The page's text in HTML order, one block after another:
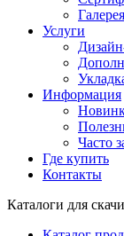
Галерея
Услуги
Информация
Часто
Где купить
Контакты
Каталоги для